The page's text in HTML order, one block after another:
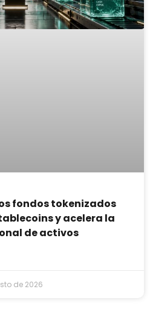
fondos tokenizados
y acelera la
de activos
de 2026